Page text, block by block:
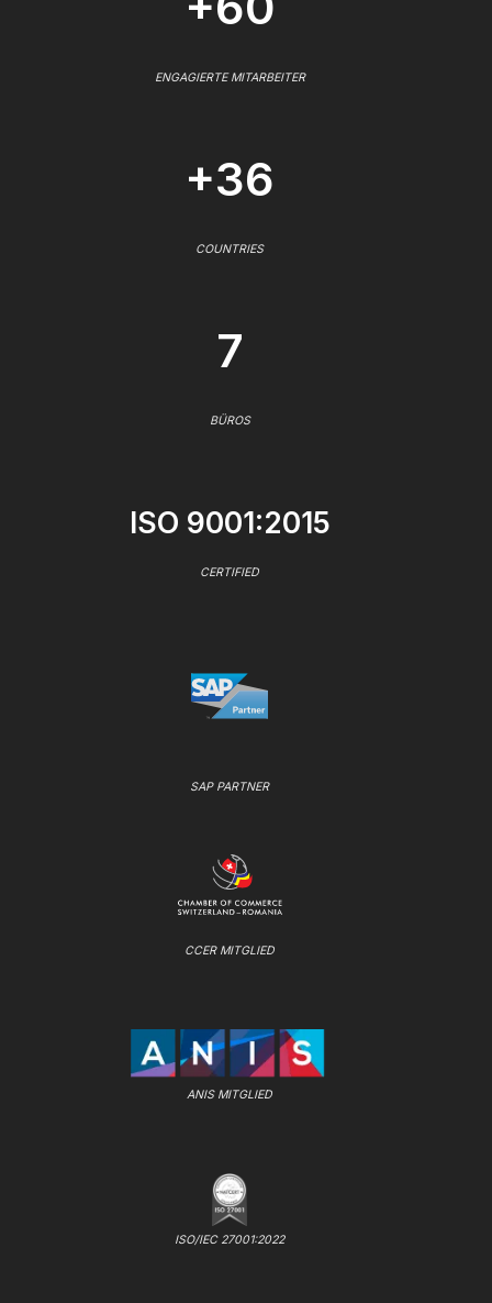
ENGAGIERTE MITARBEITER
+36
COUNTRIES
7
BÜROS
ISO 9001:2015
CERTIFIED
SAP PARTNER
CCER MITGLIED
ANIS MITGLIED
ISO/IEC 27001:2022